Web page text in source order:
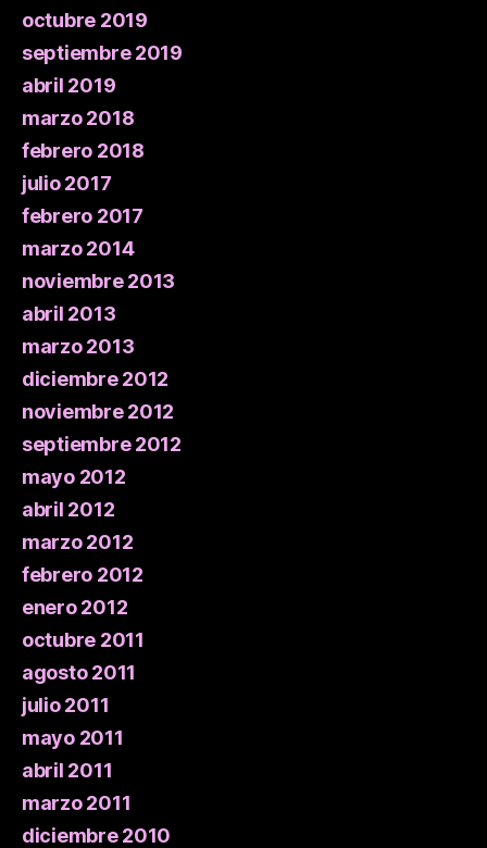
octubre 2019
septiembre 2019
abril 2019
marzo 2018
febrero 2018
julio 2017
febrero 2017
marzo 2014
noviembre 2013
abril 2013
marzo 2013
diciembre 2012
noviembre 2012
septiembre 2012
mayo 2012
abril 2012
marzo 2012
febrero 2012
enero 2012
octubre 2011
agosto 2011
julio 2011
mayo 2011
abril 2011
marzo 2011
diciembre 2010